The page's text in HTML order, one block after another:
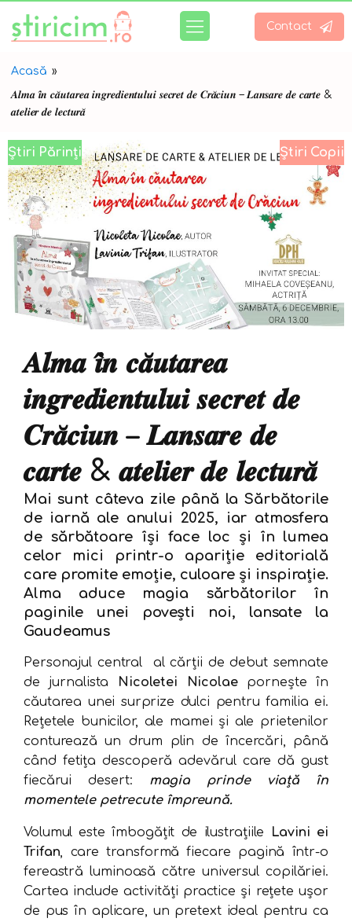
Contact
Acasă »
𝑨𝒍𝒎𝒂 𝒊̂𝒏 𝒄𝒂̆𝒖𝒕𝒂𝒓𝒆𝒂 𝒊𝒏𝒈𝒓𝒆𝒅𝒊𝒆𝒏𝒕𝒖𝒍𝒖𝒊 𝒔𝒆𝒄𝒓𝒆𝒕 𝒅𝒆 𝑪𝒓𝒂̆𝒄𝒊𝒖𝒏 – 𝑳𝒂𝒏𝒔𝒂𝒓𝒆 𝒅𝒆 𝒄𝒂𝒓𝒕𝒆 &
𝒂𝒕𝒆𝒍𝒊𝒆𝒓 𝒅𝒆 𝒍𝒆𝒄𝒕𝒖𝒓𝒂̆
Știri Copii
Știri Părinți
𝑨𝒍𝒎𝒂 𝒊̂𝒏 𝒄𝒂̆𝒖𝒕𝒂𝒓𝒆𝒂
𝒊𝒏𝒈𝒓𝒆𝒅𝒊𝒆𝒏𝒕𝒖𝒍𝒖𝒊 𝒔𝒆𝒄𝒓𝒆𝒕 𝒅𝒆
𝑪𝒓𝒂̆𝒄𝒊𝒖𝒏 – 𝑳𝒂𝒏𝒔𝒂𝒓𝒆 𝒅𝒆
𝒄𝒂𝒓𝒕𝒆 & 𝒂𝒕𝒆𝒍𝒊𝒆𝒓 𝒅𝒆 𝒍𝒆𝒄𝒕𝒖𝒓𝒂̆
Mai sunt câteva zile până la Sărbătorile
de iarnă ale anului 2025, iar atmosfera
de sărbătoare își face loc și în lumea
celor mici printr-o apariție editorială
care promite emoție, culoare și inspirație.
Alma aduce magia sărbătorilor în
paginile unei povești noi, lansate la
Gaudeamus
Personajul central al cărții de debut semnate
de jurnalista
Nicoletei Nicolaepornește în
căutarea unei surprize dulci pentru familia ei.
Rețetele bunicilor, ale mamei și ale prietenilor
conturează un drum plin de încercări, până
când fetița descoperă adevărul care dă gust
fiecărui desert: magia prinde viață în
momentele petrecute împreună.
Volumul este îmbogățit de ilustrațiile
Lavini ei
Trifan, care transformă fiecare pagină într-o
fereastră luminoasă către universul copilăriei.
Cartea include activități practice și rețete ușor
de pus în aplicare, un pretext ideal pentru ca